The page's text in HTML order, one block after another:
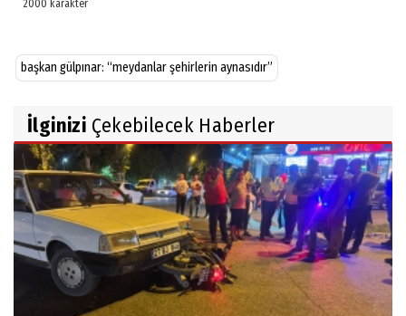
başkan gülpınar: “meydanlar şehirlerin aynasıdır”
İlginizi Çekebilecek Haberler